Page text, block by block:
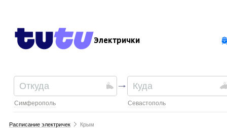
Электрички
Симферополь Севастополь
Расписание электричек Крым